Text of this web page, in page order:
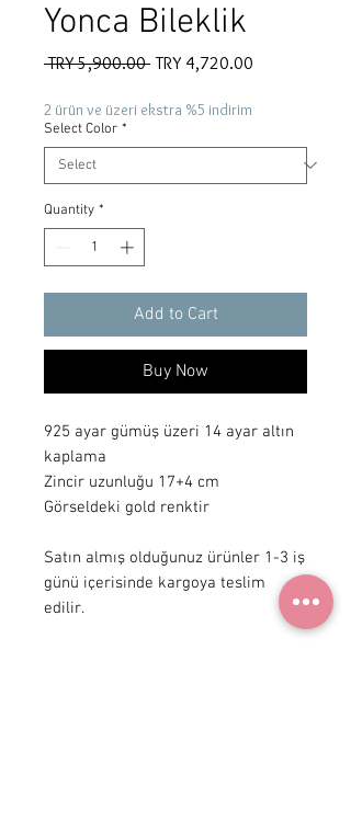
Yonca Bileklik
TRY 5,900.00 Regular
TRY 4,720.00
2 ürün ve üzeri ekstra %5 indirim
Select Color *
Quantity *
Add to Cart
Buy Now
925 ayar gümüş üzeri 14 ayar altın
kaplama
Zincir uzunluğu 17+4 cm
Görseldeki gold renktir
Satın almış olduğunuz ürünler 1-3 iş
günü içerisinde kargoya teslim
edilir.